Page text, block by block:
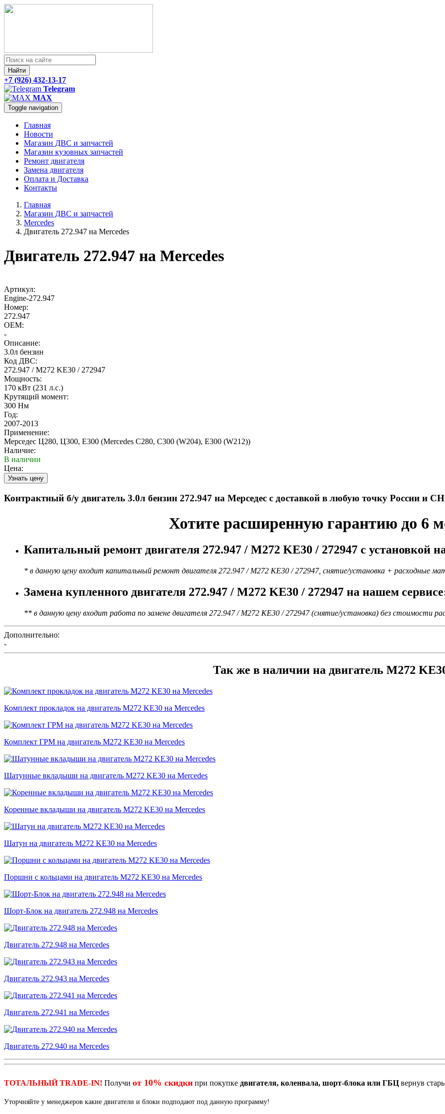
Найти
+7 (926) 432-13-17
Telegram
MAX
Toggle navigation
Главная
Новости
Магазин ДВС и запчастей
Магазин кузовных запчастей
Ремонт двигателя
Замена двигателя
Оплата и Доставка
Контакты
Главная
Магазин ДВС и запчастей
Mercedes
Двигатель 272.947 на Mercedes
Двигатель 272.947 на Mercedes
Артикул:
Engine-272.947
Номер:
272.947
OEM:
-
Описание:
3.0л бензин
Код ДВС:
272.947 / M272 KE30 / 272947
Мощность:
170 кВт (231 л.с.)
Крутящий момент:
300 Нм
Год:
2007-2013
Применение:
Мерседес Ц280, Ц300, Е300 (Mercedes C280, C300 (W204), E300 (W212))
Наличие:
В наличии
Цена:
Контрактный б/у двигатель 3.0л бензин 272.947 на Мерседес с доставкой в любую точку России и
Хотите расширенную гарантию до 6
Капитальный ремонт двигателя 272.947 / M272 KE30 / 272947 с установкой
* в данную цену входит капитальный ремонт двигателя 272.947 / M272 KE30 / 272947, снятие/установка + расходные
Замена купленного двигателя 272.947 / M272 KE30 / 272947 на нашем
** в данную цену входит работа по замене двигателя 272.947 / M272 KE30 / 272947 (снятие/установка) без стоимости
Дополнительно:
-
Так же в наличии на двигатель M272
Комплект прокладок на двигатель M272 KE30 на Mercedes
Комплект ГРМ на двигатель M272 KE30 на Mercedes
Шатунные вкладыши на двигатель M272 KE30 на Mercedes
Коренные вкладыши на двигатель M272 KE30 на Mercedes
Шатун на двигатель M272 KE30 на Mercedes
Поршни с кольцами на двигатель M272 KE30 на Mercedes
Шорт-Блок на двигатель 272.948 на Mercedes
Двигатель 272.948 на Mercedes
Двигатель 272.943 на Mercedes
Двигатель 272.941 на Mercedes
Двигатель 272.940 на Mercedes
ТОТАЛЬНЫЙ TRADE-IN! Получи от 10% скидки при покупке двигателя, коленвала, шорт-блока или ГБЦ вернув
Уторчняйте у менеджеров какие двигатели и блоки подподают под данную программу!